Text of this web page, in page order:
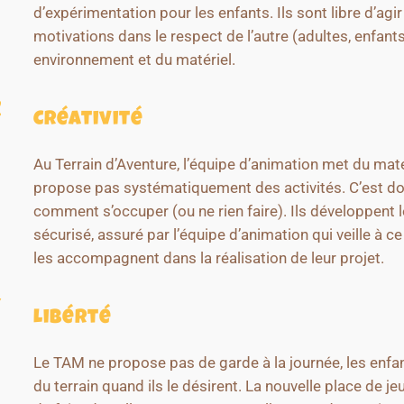
d’expérimentation pour les enfants. Ils sont libre
motivations dans le respect de l’autre (adultes,
environnement et du matériel.
Créativité
Au Terrain d’Aventure, l’équipe d’animation met du
propose pas systématiquement des activités. C’est
comment s’occuper (ou ne rien faire). Ils développent
sécurisé, assuré par l’équipe d’animation qui veille à
les accompagnent dans la réalisation de leur projet.
Libérté
Le TAM ne propose pas de garde à la journée, les
du terrain quand ils le désirent. La nouvelle place de